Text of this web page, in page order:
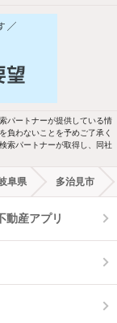
上
相談
面台
ス
ロック
る
パートナーが提供している情
負わないことを予めご了承く
索パートナーが取得し、同社
阜県 多治見市
動産アプリ